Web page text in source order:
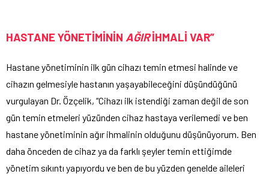
HASTANE YÖNETİMİNİN AĞIRİHMALİ VAR”
Hastane yönetiminin ilk gün cihazı temin etmesi halinde ve
cihazın gelmesiyle hastanın yaşayabileceğini düşündüğünü
vurgulayan Dr. Özçelik, “Cihazı ilk istendiği zaman değil de son
gün temin etmeleri yüzünden cihaz hastaya verilemedi ve ben
hastane yönetiminin ağır ihmalinin olduğunu düşünüyorum. Ben
daha önceden de cihaz ya da farklı şeyler temin ettiğimde
yönetim sıkıntı yapıyordu ve ben de bu yüzden genelde aileleri